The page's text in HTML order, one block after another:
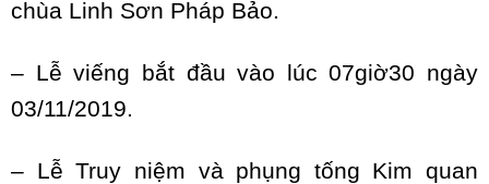
chùa Linh Sơn Pháp Bảo.
– Lễ viếng bắt đầu vào lúc 07giờ30 ngày
03/11/2019.
– Lễ Truy niệm và phụng tống Kim quan